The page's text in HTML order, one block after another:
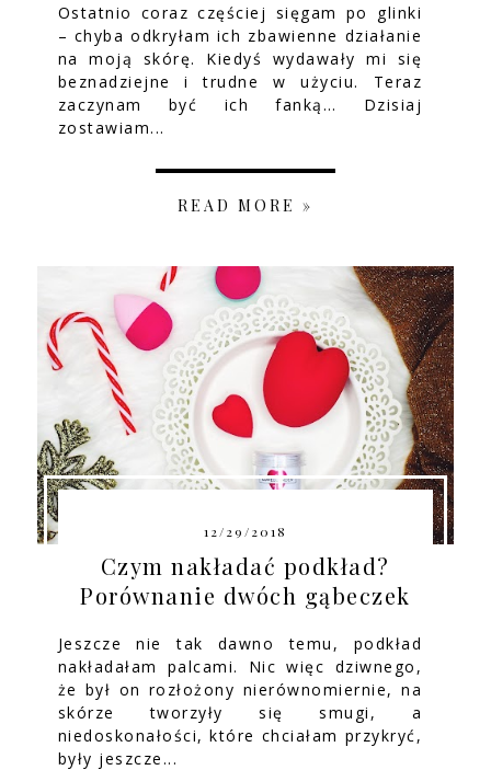
Ostatnio coraz częściej sięgam po glinki
– chyba odkryłam ich zbawienne działanie
na moją skórę. Kiedyś wydawały mi się
beznadziejne i trudne w użyciu. Teraz
zaczynam być ich fanką… Dzisiaj
zostawiam...
READ MORE »
12/29/2018
Czym nakładać podkład?
Porównanie dwóch gąbeczek
Jeszcze nie tak dawno temu, podkład
nakładałam palcami. Nic więc dziwnego,
że był on rozłożony nierównomiernie, na
skórze tworzyły się smugi, a
niedoskonałości, które chciałam przykryć,
były jeszcze...